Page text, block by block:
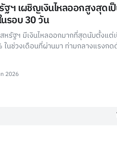
ฐฯ เผชิญเงินไหลออกสูงสุด
รอบ 30 วัน
หรัฐฯ มีเงินไหลออกมากที่สุดนับตั้งแ
ในช่วงเดือนที่ผ่านมา ท่ามกลางแรงก
2026